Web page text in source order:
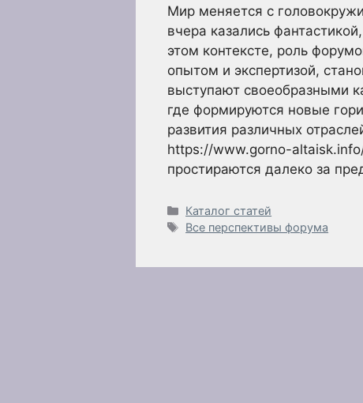
Мир меняется с
вчера казались
этом контексте, роль
опытом и экспертизой,
выступают своеобразными
где формируются новые
развития различных
https://www.gorno-
простираются далеко за
Рубрики
Каталог статей
Метки
Все перспективы форума